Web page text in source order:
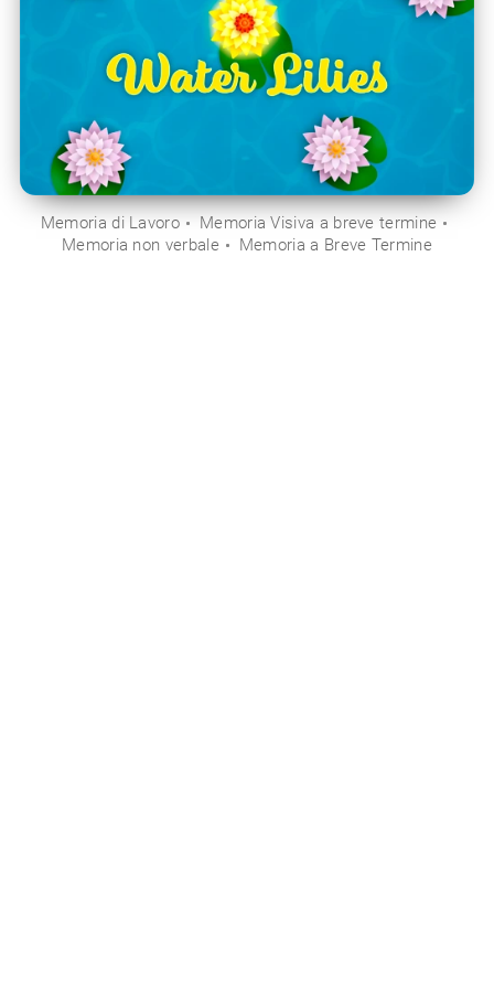
Memoria di Lavoro
Memoria Visiva a breve termine
Memoria non verbale
Memoria a Breve Termine